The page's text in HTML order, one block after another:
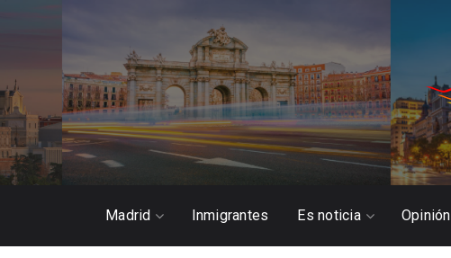
Madrid Inmigrantes Es noticia Opinión